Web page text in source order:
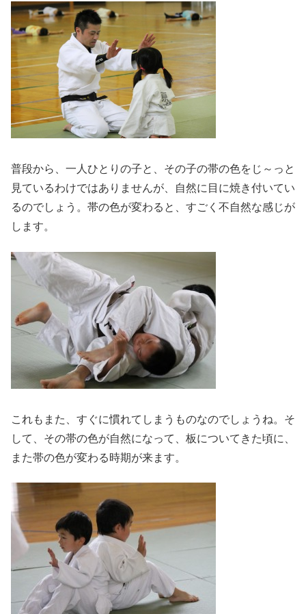
普段から、一人ひとりの子と、その子の帯の色をじ～っと
見ているわけではありませんが、自然に目に焼き付いてい
るのでしょう。帯の色が変わると、すごく不自然な感じが
します。
これもまた、すぐに慣れてしまうものなのでしょうね。そ
して、その帯の色が自然になって、板についてきた頃に、
また帯の色が変わる時期が来ます。